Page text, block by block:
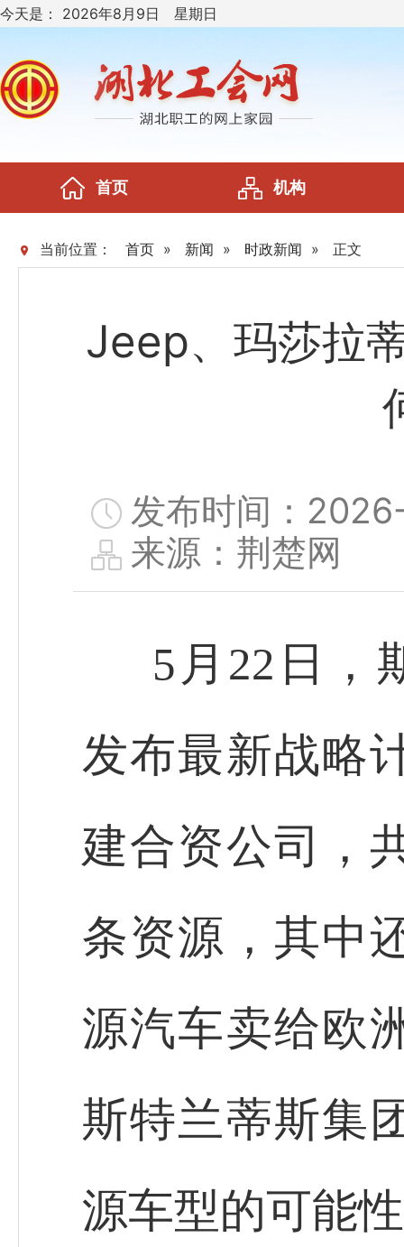
今天是： 2026年8月9日 星期日
首页 机构
当前位置： 首页 » 新闻 » 时政新闻 » 正文
Jeep、玛莎拉
发布时间：
来源：荆楚网
5月22日，
发布最新战略
建合资公司，
条资源，其中
源汽车卖给欧
斯特兰蒂斯集
源车型的可能